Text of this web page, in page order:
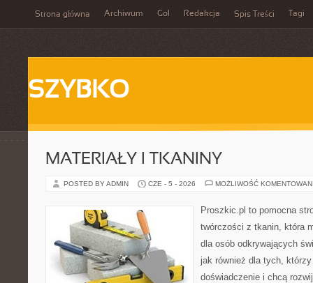
Strona główna Archiwum Gol Redakcja Spis Treści Tagi
SZYBKO
MATERIAŁY I TKANINY
POSTED BY ADMIN CZE - 5 - 2026 MOŻLIWOŚĆ
Proszkic.pl to pomocna
twórczości z tkanin, która
dla osób odkrywających
jak również dla tych,
doświadczenie i chcą